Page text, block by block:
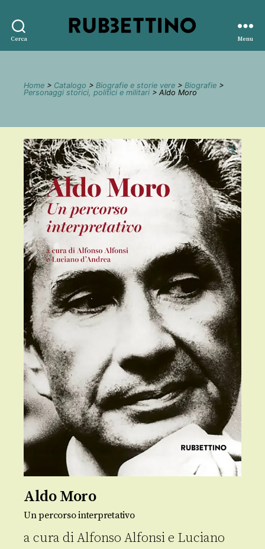
Cerca
editore
Menu
Home > Catalogo > Biografie e storie vere > Biografie >
Personaggi storici, politici e militari > Aldo Moro
🔍
Aldo Moro
Un percorso interpretativo
a cura diAlfonso Alfonsie Luciano